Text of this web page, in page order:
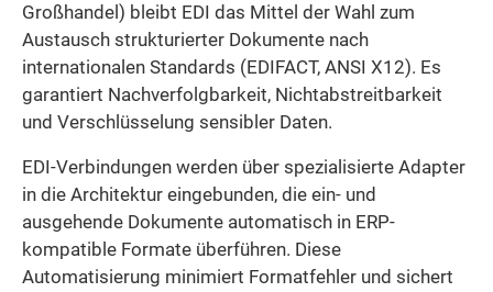
Großhandel) bleibt EDI das Mittel der Wahl zum
Austausch strukturierter Dokumente nach
internationalen Standards (EDIFACT, ANSI X12). Es
garantiert Nachverfolgbarkeit, Nichtabstreitbarkeit
und Verschlüsselung sensibler Daten.
EDI-Verbindungen werden über spezialisierte Adapter
in die Architektur eingebunden, die ein- und
ausgehende Dokumente automatisch in ERP-
kompatible Formate überführen. Diese
Automatisierung minimiert Formatfehler und sichert